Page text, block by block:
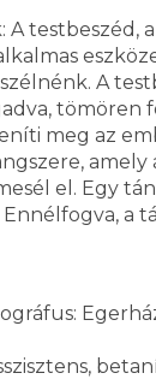
A testbeszéd,
A
tömören
meg az
el. Egy
Ennélfogva, a